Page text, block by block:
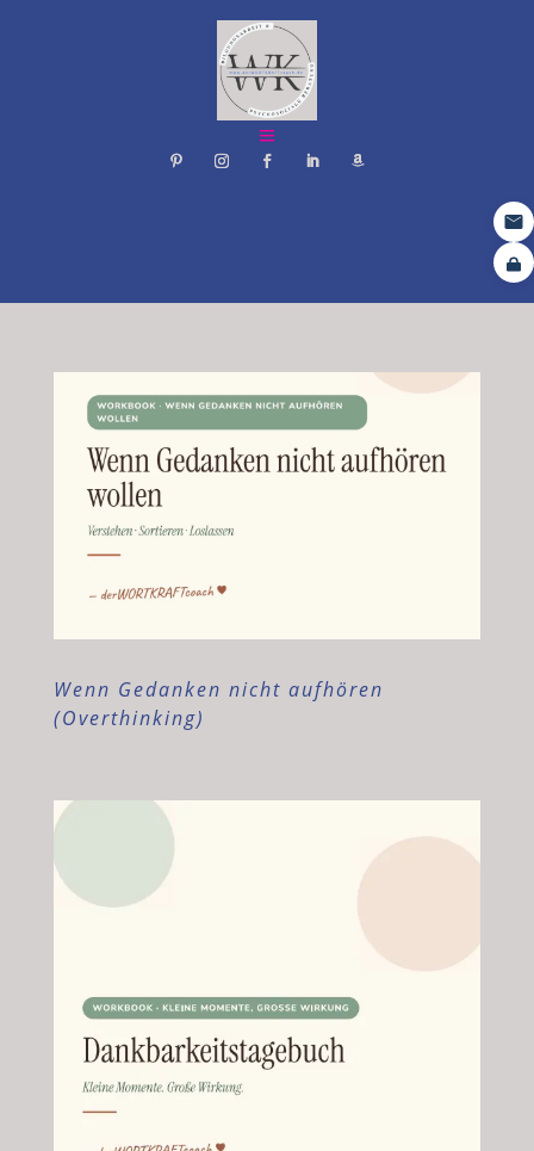
Wenn Gedanken nicht aufhören
(Overthinking)